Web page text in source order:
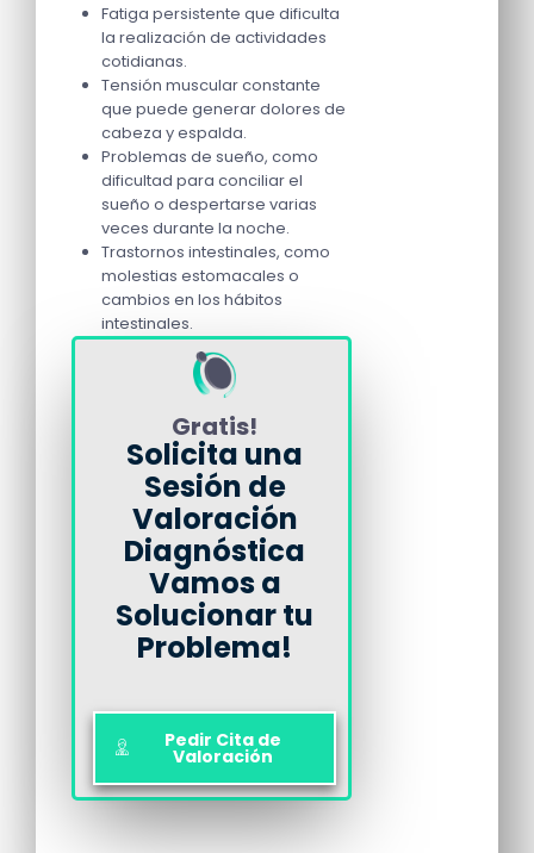
Fatiga persistente que dificulta
la realización de actividades
cotidianas.
Tensión muscular constante
que puede generar dolores de
cabeza y espalda.
Problemas de sueño, como
dificultad para conciliar el
sueño o despertarse varias
veces durante la noche.
Trastornos intestinales, como
molestias estomacales o
cambios en los hábitos
intestinales.
Gratis!
Solicita una
Sesión de
Valoración
Diagnóstica
Vamos a
Solucionar tu
Problema!
Pedir Cita de
Valoración